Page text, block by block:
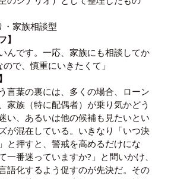
・家族相談型
】
んです。一応、家族にも相談してか
で、慎重にいきたくて」
言葉の裏には、多くの場合、ローン
家族（特に配偶者）が乗り気かどう
い、あるいは他の候補も見たいとい
が混在している。いきなり「いつ決
と押すと、警戒を高めるだけにな
一番迷っていますか?」と問いかけ、
語化するよう促すのが先決だ。その